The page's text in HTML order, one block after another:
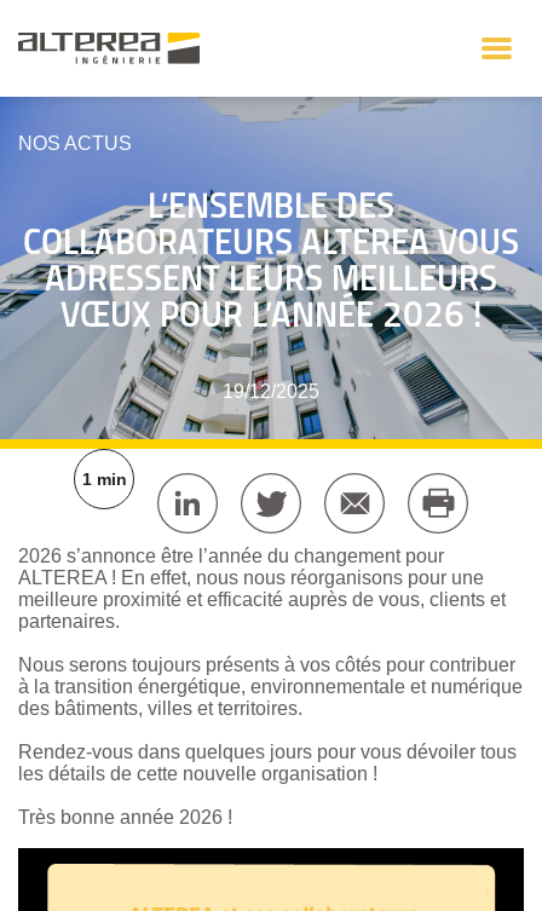
NOS ACTUS
L’ENSEMBLE DES
COLLABORATEURS ALTEREA VOUS
ADRESSENT LEURS MEILLEURS
VŒUX POUR L’ANNÉE 2026 !
19/12/2025
1 min
2026 s’annonce être l’année du changement pour
ALTEREA ! En effet, nous nous réorganisons pour une
meilleure proximité et efficacité auprès de vous, clients et
partenaires.
Nous serons toujours présents à vos côtés pour contribuer
à la transition énergétique, environnementale et numérique
des bâtiments, villes et territoires.
Rendez-vous dans quelques jours pour vous dévoiler tous
les détails de cette nouvelle organisation !
Très bonne année 2026 !